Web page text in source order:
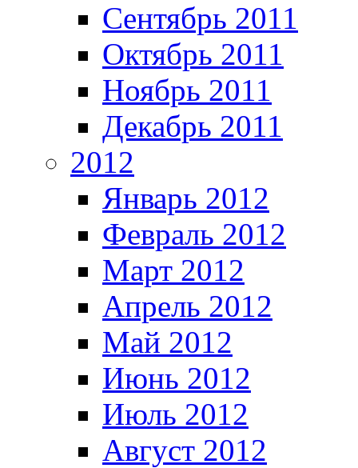
Сентябрь 2011
Октябрь 2011
Ноябрь 2011
Декабрь 2011
2012
Январь 2012
Февраль 2012
Март 2012
Апрель 2012
Май 2012
Июнь 2012
Июль 2012
Август 2012